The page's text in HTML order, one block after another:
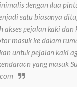
dengan dua
satu biasanya
akses pejalan kaki dan
masuk ke dalam
untuk pejalan kaki
yang masuk